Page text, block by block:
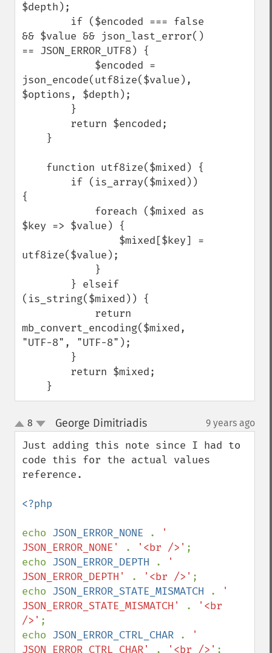
$depth);
&& $value && json_last_error()
== JSON_ERROR_UTF8) {
json_encode(utf8ize($value),
$options, $depth);
{
$key => $value) {
utf8ize($value);
(is_string($mixed)) {
mb_convert_encoding($mixed,
"UTF-8", "UTF-8");
    }
up
down
8 George Dimitriadis¶ 9 years ago
Just adding this note since I had to
code this for the actual values
reference.
<?php
echo JSON_ERROR_NONE .
'
JSON_ERROR_NONE'
. '<br />' ;
echo JSON_ERROR_DEPTH .
'
JSON_ERROR_DEPTH'
. '<br />' ;
echo JSON_ERROR_STATE_MISMATCH .
'
JSON_ERROR_STATE_MISMATCH'
.
'<br
/>' ;
echo JSON_ERROR_CTRL_CHAR .
'
JSON_ERROR_CTRL_CHAR'
. '<br />' ;